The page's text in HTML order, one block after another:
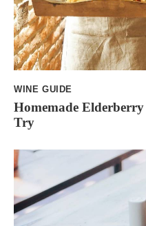
WINE GUIDE
Homemade
Try